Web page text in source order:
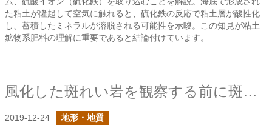
た粘土が隆起して空気に触れると、硫化鉄の反応で粘土層が酸性化
し、蓄積したミネラルが溶脱される可能性を示唆。この知見が粘土
鉱物系肥料の理解に重要であると結論付けています。
風化した斑れい岩を観察する前に斑れい岩について整理しよう
2019-12-24 地形・地質